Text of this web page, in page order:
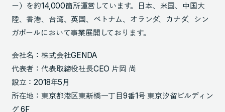
ー）を約14,000箇所運営しています。日本、米国、中国大
陸、香港、台湾、英国、ベトナム、オランダ、カナダ、シン
ガポールにおいて事業展開しております。
会社名：株式会社GENDA
代表者：代表取締役社長CEO 片岡 尚
設立：2018年5月
所在地：東京都港区東新橋一丁目9番1号 東京汐留ビルディン
グ 6F